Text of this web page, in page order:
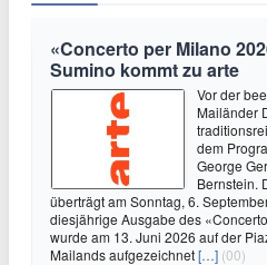
«Concerto per Milano
Sumino kommt zu arte
Vor der
Mailänder
dem
George
Bernstein.
überträgt am Sonntag, 6.
diesjährige Ausgabe des
wurde am 13. Juni 2026 auf der
Mailands aufgezeichnet[…] (00)